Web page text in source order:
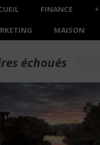
FINANCE +
MAISON
échoués